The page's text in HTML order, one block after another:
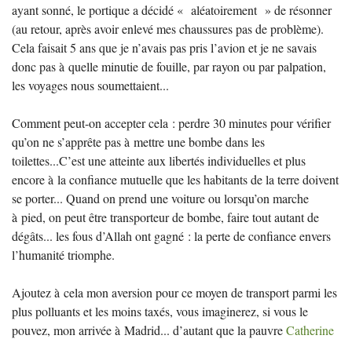
ayant sonné, le portique a décidé « aléatoirement » de résonner
(au retour, après avoir enlevé mes chaussures pas de problème).
Cela faisait 5 ans que je n’avais pas pris l’avion et je ne savais
donc pas à quelle minutie de fouille, par rayon ou par palpation,
les voyages nous soumettaient...
Comment peut-on accepter cela : perdre 30 minutes pour vérifier
qu’on ne s’apprête pas à mettre une bombe dans les
toilettes...C’est une atteinte aux libertés individuelles et plus
encore à la confiance mutuelle que les habitants de la terre doivent
se porter... Quand on prend une voiture ou lorsqu’on marche
à pied, on peut être transporteur de bombe, faire tout autant de
dégâts... les fous d’Allah ont gagné : la perte de confiance envers
l’humanité triomphe.
Ajoutez à cela mon aversion pour ce moyen de transport parmi les
plus polluants et les moins taxés, vous imaginerez, si vous le
pouvez, mon arrivée à Madrid... d’autant que la pauvreCatherine